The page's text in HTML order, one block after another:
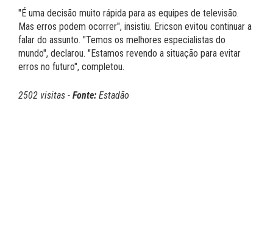
"É uma decisão muito rápida para as equipes de televisão.
Mas erros podem ocorrer", insistiu. Ericson evitou continuar a
falar do assunto. "Temos os melhores especialistas do
mundo", declarou. "Estamos revendo a situação para evitar
erros no futuro", completou.
2502 visitas - Fonte: Estadão